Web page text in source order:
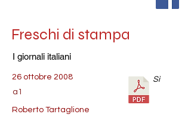
Freschi di stampa
I giornali italiani
26 ottobre 2008
a1
Roberto Tartaglione
Sì